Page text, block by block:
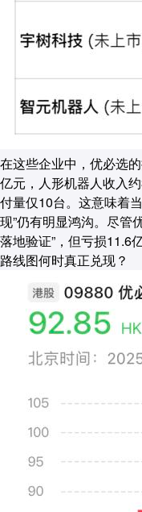
在这些企业中，优必选
亿元，人形机器人收入
付量仅10台。这意味着
现”仍有明显鸿沟。尽管
落地验证”，但亏损11.6
路线图何时真正兑现？